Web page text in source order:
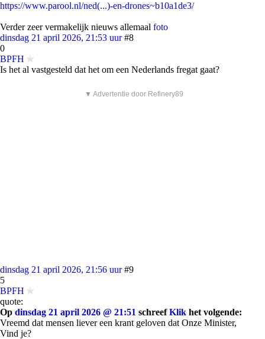
https://www.parool.nl/ned(...)-en-drones~b10a1de3/
Verder zeer vermakelijk nieuws allemaal foto
dinsdag 21 april 2026, 21:53 uur #8
0
BPFH
Is het al vastgesteld dat het om een Nederlands fregat gaat?
▼ Advertentie door Refinery89
dinsdag 21 april 2026, 21:56 uur #9
5
BPFH
quote:
Op dinsdag 21 april 2026 @ 21:51 schreefKlik het volgende:
Vreemd dat mensen liever een krant geloven dat Onze Minister,
Vind je?